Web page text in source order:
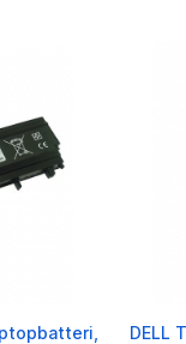
DELL